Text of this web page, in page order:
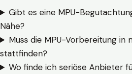
Gibt es eine MPU-
Nähe?
Muss die MPU-Vorbereitung in
stattfinden?
Wo finde ich seriöse Anbieter